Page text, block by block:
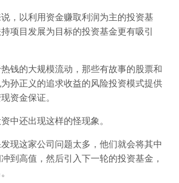
，以利用资金赚取利润为主的投资基
项目发展为目标的投资基金更有吸引
钱的大规模流动，那些有故事的股票和
孙正义的追求收益的风险投资模式提供
资金保证。
中还出现这样的怪现象。
现这家公司问题太多，他们就会将其中
到高值，然后引入下一轮的投资基金，